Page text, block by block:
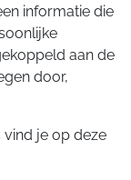
informatie die
aan de
door,
je op deze